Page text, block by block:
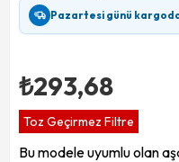
Pazartesi günü
₺293,68
Toz Geçirmez Filtre
Bu modele uyumlu olan